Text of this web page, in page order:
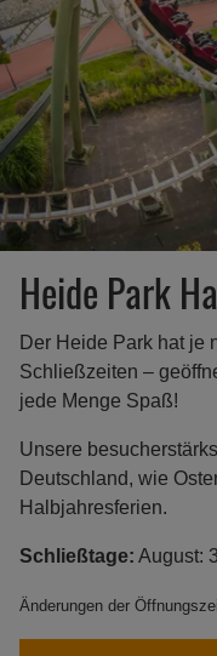
Heide Park
Der Heide Park hat je
Schließzeiten –
jede Menge Spaß!
Unsere
Deutschland, wie
Halbjahresferien.
Schließtage: August:
Änderungen der